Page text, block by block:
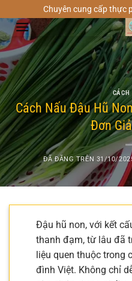
đến
nội
dung
Chuyên cung cấp thực
CÁCH
Cách Nấu Đậu Hũ
Đơn
ĐÃ ĐĂNG TRÊN 31/10/
Đậu hũ non, với kết
thanh đạm, từ lâu đã
liệu quen thuộc trong
đình Việt. Không chỉ